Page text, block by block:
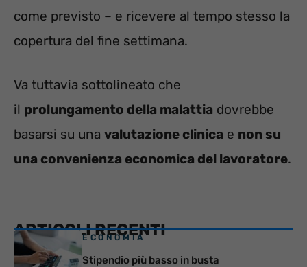
come previsto – e ricevere al tempo stesso la
copertura del fine settimana.
Va tuttavia sottolineato che
il prolungamento della malattia dovrebbe
basarsi su una valutazione clinica e non su
una convenienza economica del lavoratore.
ARTICOLI RECENTI
ECONOMIA
Stipendio più basso in busta